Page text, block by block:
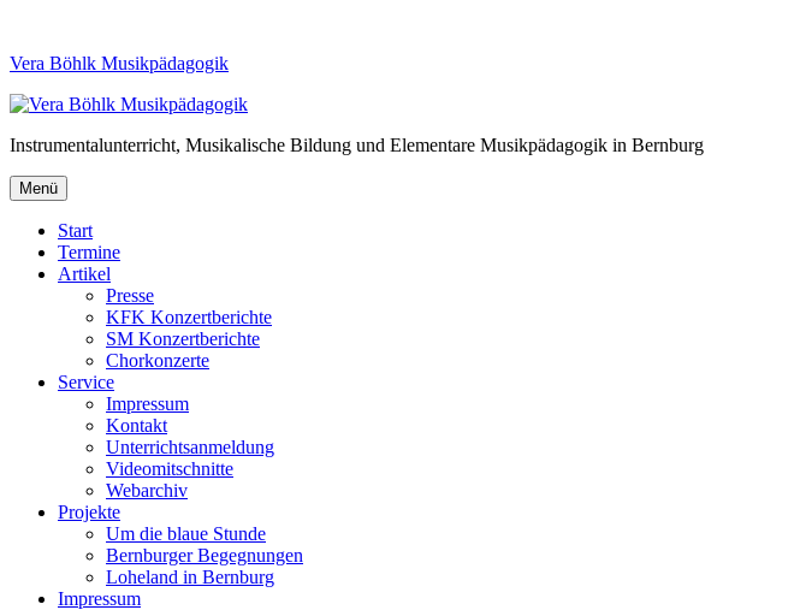
Vera Böhlk Musikpädagogik
Instrumentalunterricht, Musikalische Bildung und Elementare Musikpädagogik in Bernburg
Menü
Start
Termine
Artikel
Presse
KFK Konzertberichte
SM Konzertberichte
Chorkonzerte
Service
Impressum
Kontakt
Unterrichtsanmeldung
Videomitschnitte
Webarchiv
Projekte
Um die blaue Stunde
Bernburger Begegnungen
Loheland in Bernburg
Impressum